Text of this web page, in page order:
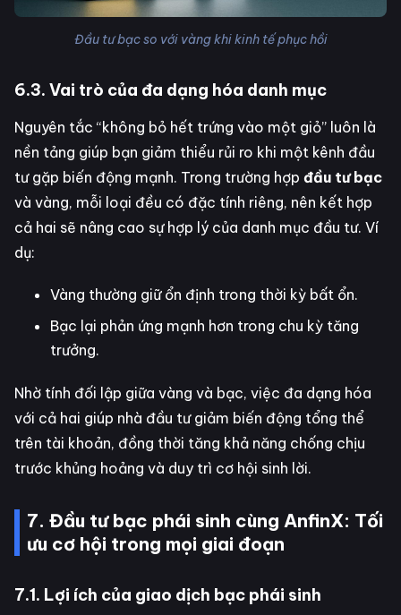
Đầu tư bạc so với vàng khi kinh tế phục hồi
6.3. Vai trò của đa dạng hóa danh mục
Nguyên tắc “không bỏ hết trứng vào một giỏ” luôn là
nền tảng giúp bạn giảm thiểu rủi ro khi một kênh đầu
tư gặp biến động mạnh. Trong trường hợp đầu tư bạc
và vàng, mỗi loại đều có đặc tính riêng, nên kết hợp
cả hai sẽ nâng cao sự hợp lý của danh mục đầu tư. Ví
dụ:
Vàng thường giữ ổn định trong thời kỳ bất ổn.
Bạc lại phản ứng mạnh hơn trong chu kỳ tăng
trưởng.
Nhờ tính đối lập giữa vàng và bạc, việc đa dạng hóa
với cả hai giúp nhà đầu tư giảm biến động tổng thể
trên tài khoản, đồng thời tăng khả năng chống chịu
trước khủng hoảng và duy trì cơ hội sinh lời.
7. Đầu tư bạc phái sinh cùng AnfinX: Tối
ưu cơ hội trong mọi giai đoạn
7.1. Lợi ích của giao dịch bạc phái sinh